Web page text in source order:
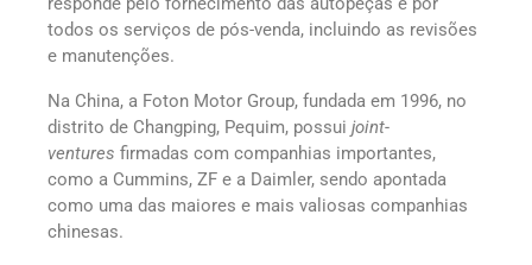
todos os serviços de pós-venda, incluindo as revisões
e manutenções.
Na China, a Foton Motor Group, fundada em 1996, no
distrito de Changping, Pequim, possui joint-
ventures firmadas com companhias importantes,
como a Cummins, ZF e a Daimler, sendo apontada
como uma das maiores e mais valiosas companhias
chinesas.